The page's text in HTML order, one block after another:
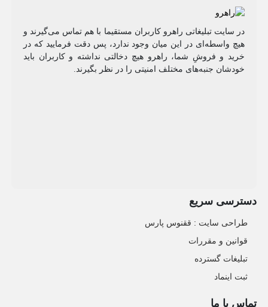
در سایت تبلیغاتی راهرو کاربران مستقیما با هم تماس می‌گیرند و
هیچ واسطه‌ای در این میان وجود ندارد، پس دقت فرمایید که در
خرید و فروشِ شما، راهرو هیچ دخالتی نداشته و کاربران باید
خودشان جنبه‌های مختلف امنیتی را در نظر بگیرند.
دسترسی سریع
طراحی سایت :‌ ققنوس پارس
قوانین و مقررات
تبلیغات گسترده
ثبت اینماد
تماس با ما